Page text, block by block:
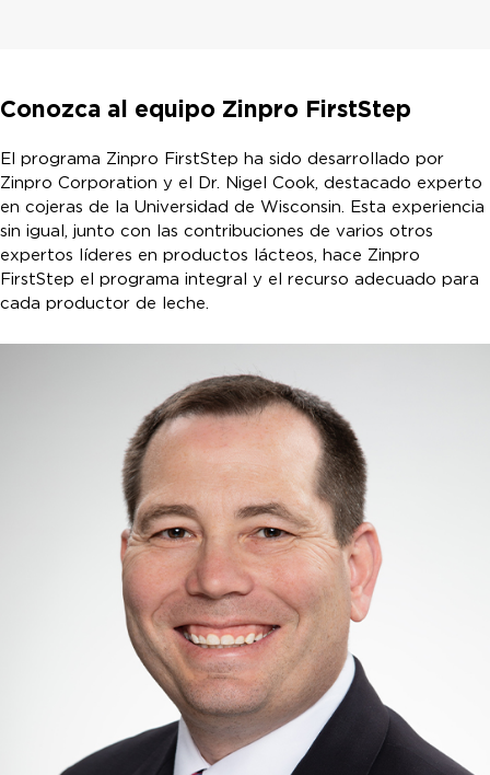
Conozca al equipo Zinpro FirstStep
El programa Zinpro FirstStep ha sido desarrollado por
Zinpro Corporation y el Dr. Nigel Cook, destacado experto
en cojeras de la Universidad de Wisconsin. Esta experiencia
sin igual, junto con las contribuciones de varios otros
expertos líderes en productos lácteos, hace Zinpro
FirstStep el programa integral y el recurso adecuado para
cada productor de leche.